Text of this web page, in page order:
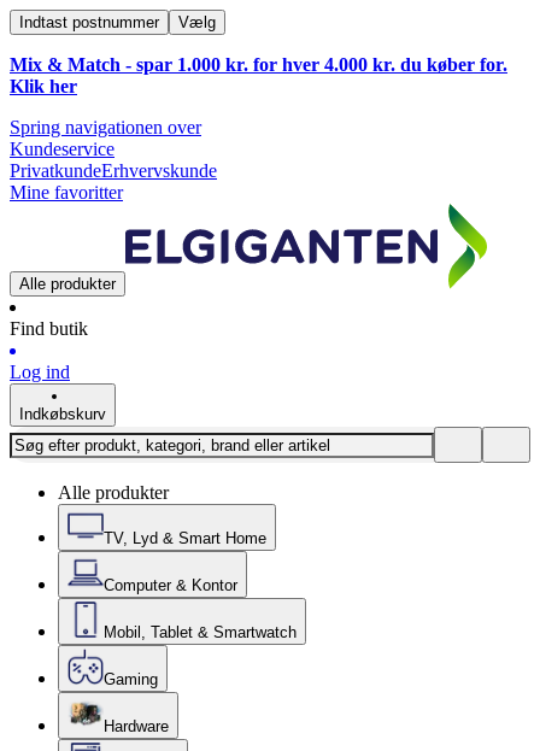
Indtast postnummer Vælg
Mix & Match - spar 1.000 kr. for hver 4.000 kr. du køber for.
Klik her
Spring navigationen over
Kundeservice
PrivatkundeErhvervskunde
Mine favoritter
Alle produkter
Find butik
Log ind
Indkøbskurv
Alle produkter
TV, Lyd & Smart Home
Computer & Kontor
Mobil, Tablet & Smartwatch
Gaming
Hardware